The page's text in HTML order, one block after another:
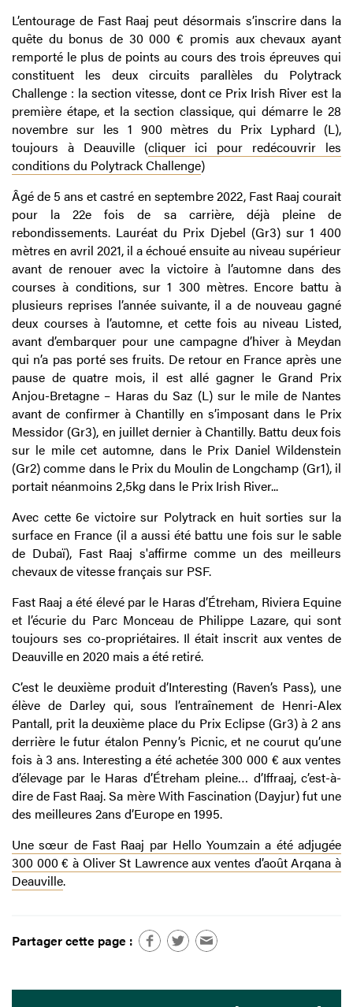
L’entourage de Fast Raaj peut désormais s’inscrire dans la
quête du bonus de 30 000 € promis aux chevaux ayant
remporté le plus de points au cours des trois épreuves qui
constituent les deux circuits parallèles du Polytrack
Challenge : la section vitesse, dont ce Prix Irish River est la
première étape, et la section classique, qui démarre le 28
novembre sur les 1 900 mètres du Prix Lyphard (L),
toujours à Deauville (cliquer ici pour redécouvrir les
conditions du Polytrack Challenge)
Âgé de 5 ans et castré en septembre 2022, Fast Raaj courait
pour la 22e fois de sa carrière, déjà pleine de
rebondissements. Lauréat du Prix Djebel (Gr3) sur 1 400
mètres en avril 2021, il a échoué ensuite au niveau supérieur
avant de renouer avec la victoire à l’automne dans des
courses à conditions, sur 1 300 mètres. Encore battu à
plusieurs reprises l’année suivante, il a de nouveau gagné
deux courses à l’automne, et cette fois au niveau Listed,
avant d’embarquer pour une campagne d’hiver à Meydan
qui n’a pas porté ses fruits. De retour en France après une
pause de quatre mois, il est allé gagner le Grand Prix
Anjou-Bretagne – Haras du Saz (L) sur le mile de Nantes
avant de confirmer à Chantilly en s’imposant dans le Prix
Messidor (Gr3), en juillet dernier à Chantilly. Battu deux fois
sur le mile cet automne, dans le Prix Daniel Wildenstein
(Gr2) comme dans le Prix du Moulin de Longchamp (Gr1), il
portait néanmoins 2,5kg dans le Prix Irish River...
Avec cette 6e victoire sur Polytrack en huit sorties sur la
surface en France (il a aussi été battu une fois sur le sable
de Dubaï), Fast Raaj s'affirme comme un des meilleurs
chevaux de vitesse français sur PSF.
Fast Raaj a été élevé par le Haras d’Étreham, Riviera Equine
et l’écurie du Parc Monceau de Philippe Lazare, qui sont
toujours ses co-propriétaires. Il était inscrit aux ventes de
Deauville en 2020 mais a été retiré.
C’est le deuxième produit d’Interesting (Raven’s Pass), une
élève de Darley qui, sous l’entraînement de Henri-Alex
Pantall, prit la deuxième place du Prix Eclipse (Gr3) à 2 ans
derrière le futur étalon Penny’s Picnic, et ne courut qu’une
fois à 3 ans. Interesting a été achetée 300 000 € aux ventes
d’élevage par le Haras d’Étreham pleine… d’Iffraaj, c’est-à-
dire de Fast Raaj. Sa mère With Fascination (Dayjur) fut une
des meilleures 2ans d’Europe en 1995.
Une sœur de Fast Raaj par Hello Youmzain a été adjugée
300 000 € à Oliver St Lawrence aux ventes d’août Arqana à
Deauville.
Partager cette page :